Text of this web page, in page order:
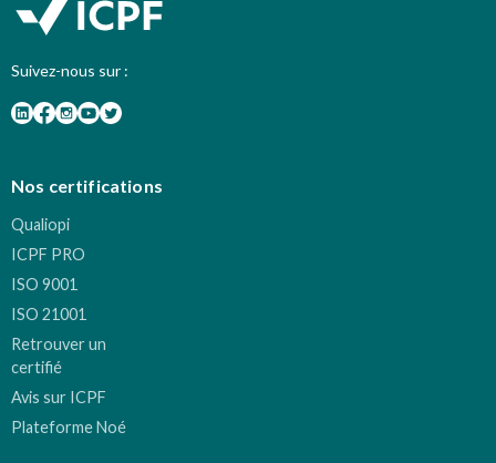
Suivez-nous sur :
Nos certifications
Qualiopi
ICPF PRO
ISO 9001
ISO 21001
Retrouver un
certifié
Avis sur ICPF
Plateforme Noé